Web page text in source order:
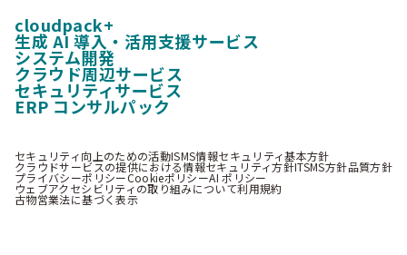
cloudpack+
生成 AI 導入・活用支援サービス
システム開発
クラウド周辺サービス
セキュリティサービス
ERP コンサルパック
セキュリティ向上のための活動ISMS情報セキュリティ基本方針
クラウドサービスの提供における情報セキュリティ方針ITSMS方針品質方針
プライバシーポリシーCookieポリシーAI ポリシー
ウェブアクセシビリティの取り組みについて利用規約
古物営業法に基づく表示